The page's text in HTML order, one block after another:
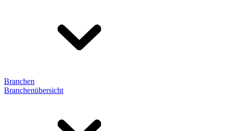
Branchen
Branchenübersicht